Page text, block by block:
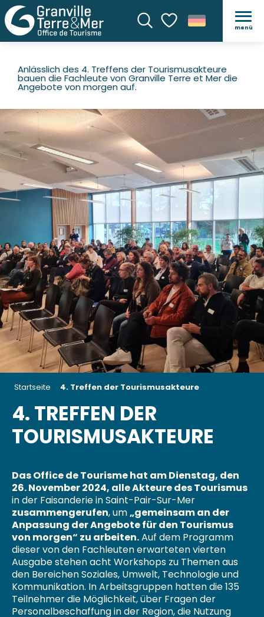
SucheVoir les favoris
menü
Anlässlich des 4. Treffens der Tourismusakteure
bauen die Fachleute von Granville Terre et Mer die
Angebote von morgen auf.
Startseite 4. Treffen der Tourismusakteure
4. TREFFEN DER
TOURISMUSAKTEURE
Das Office de Tourisme hat am Dienstag, den
26. November 2024, alle Akteure des Tourismus
in der Faisanderie in Saint-Pair-Sur-Mer
zusammengerufen, um„gemeinsam an der
Anpassung der Angebote für den Tourismus
von morgen“ zu arbeiten.Auf dem Programm
dieser von den Fachleuten erwarteten vierten
Ausgabe stehen acht Workshops zu Themen aus
den Bereichen Soziales, Umwelt, Technologie und
Kommunikation. In Arbeitsgruppen hatten die 135
Teilnehmer die Möglichkeit, über Fragen der
Personalbeschaffung in der Region, die Nutzung